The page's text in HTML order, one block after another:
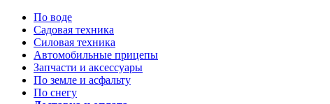
По воде
Садовая техника
Силовая техника
Автомобильные прицепы
Запчасти и аксессуары
По земле и асфальту
По снегу